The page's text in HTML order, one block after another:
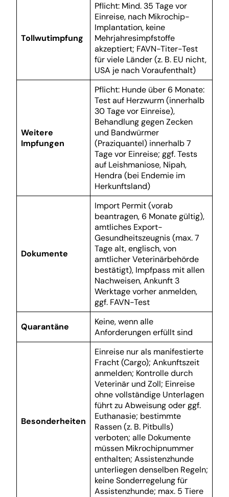
Tollwutimpfung
Pflicht: Mind. 35 Tage vor
Einreise, nach Mikrochip-
Implantation, keine
Mehrjahresimpfstoffe
akzeptiert; FAVN-Titer-Test
für viele Länder (z. B. EU nicht,
USA je nach Voraufenthalt)
Weitere
Impfungen
Pflicht: Hunde über 6 Monate:
Test auf Herzwurm (innerhalb
30 Tage vor Einreise),
Behandlung gegen Zecken
und Bandwürmer
(Praziquantel) innerhalb 7
Tage vor Einreise; ggf. Tests
auf Leishmaniose, Nipah,
Hendra (bei Endemie im
Herkunftsland)
Dokumente
Import Permit (vorab
beantragen, 6 Monate gültig),
amtliches Export-
Gesundheitszeugnis (max. 7
Tage alt, englisch, von
amtlicher Veterinärbehörde
bestätigt), Impfpass mit allen
Nachweisen, Ankunft 3
Werktage vorher anmelden,
ggf. FAVN-Test
Quarantäne
Keine, wenn alle
Anforderungen erfüllt sind
Besonderheiten
Einreise nur als manifestierte
Fracht (Cargo); Ankunftszeit
anmelden; Kontrolle durch
Veterinär und Zoll; Einreise
ohne vollständige Unterlagen
führt zu Abweisung oder ggf.
Euthanasie; bestimmte
Rassen (z. B. Pitbulls)
verboten; alle Dokumente
müssen Mikrochipnummer
enthalten; Assistenzhunde
unterliegen denselben Regeln;
keine Sonderregelung für
Assistenzhunde; max. 5 Tiere